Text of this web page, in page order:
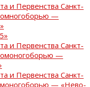
и Первенства Санкт-
—
и Первенства Санкт-
—
и Первенства Санкт-
— «Нево-